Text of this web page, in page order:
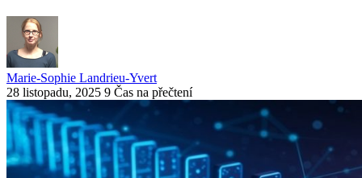
Marie-Sophie Landrieu-Yvert
28 listopadu, 2025 9 Čas na přečtení